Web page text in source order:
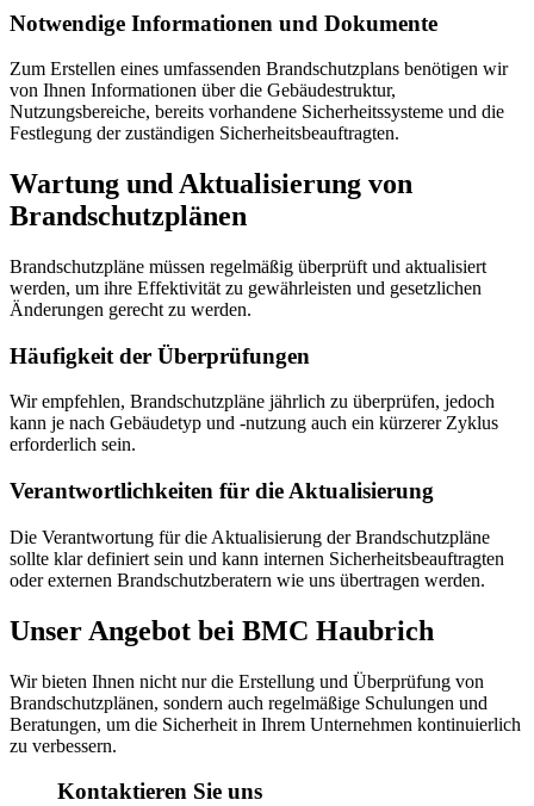
Notwendige Informationen und Dokumente
Zum Erstellen eines umfassenden Brandschutzplans benötigen wir
von Ihnen Informationen über die Gebäudestruktur,
Nutzungsbereiche, bereits vorhandene Sicherheitssysteme und die
Festlegung der zuständigen Sicherheitsbeauftragten.
Wartung und Aktualisierung von
Brandschutzplänen
Brandschutzpläne müssen regelmäßig überprüft und aktualisiert
werden, um ihre Effektivität zu gewährleisten und gesetzlichen
Änderungen gerecht zu werden.
Häufigkeit der Überprüfungen
Wir empfehlen, Brandschutzpläne jährlich zu überprüfen, jedoch
kann je nach Gebäudetyp und -nutzung auch ein kürzerer Zyklus
erforderlich sein.
Verantwortlichkeiten für die Aktualisierung
Die Verantwortung für die Aktualisierung der Brandschutzpläne
sollte klar definiert sein und kann internen Sicherheitsbeauftragten
oder externen Brandschutzberatern wie uns übertragen werden.
Unser Angebot bei BMC Haubrich
Wir bieten Ihnen nicht nur die Erstellung und Überprüfung von
Brandschutzplänen, sondern auch regelmäßige Schulungen und
Beratungen, um die Sicherheit in Ihrem Unternehmen kontinuierlich
zu verbessern.
Kontaktieren Sie uns